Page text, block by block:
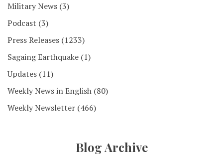
Military News (3)
Podcast (3)
Press Releases (1233)
Sagaing Earthquake (1)
Updates (11)
Weekly News in English (80)
Weekly Newsletter (466)
Blog Archive